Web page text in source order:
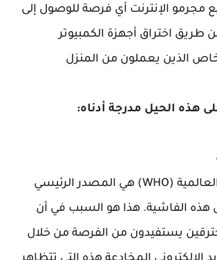
مجرمو الإنترنت أي فرصة للوصول إلى
طريق اختراق أجهزة الكمبيوتر
الذين يعملون من المنزل
هذه الحيل مدرجة أدناه:
منظمة الصحة العالمية (WHO) هي المصدر الرئيسي
هذه الفاشية. هذا هو السبب في أن
يستفيدون من الفرصة من خلال